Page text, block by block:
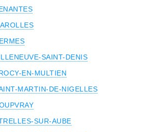
SAINT-DENIS
EN-MULTIEN
MARTIN-DE-NIGELLES
SUR-AUBE